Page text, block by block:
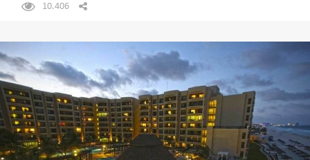
10.406